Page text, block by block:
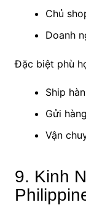
Chủ
Doanh
Đặc biệt phù
Ship
Gửi
Vận
9. Kinh